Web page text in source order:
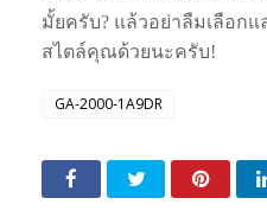
มั้ยครับ? แล้วอย่าลืมเลือก
สไตล์คุณด้วยนะครับ!
GA-2000-1A9DR